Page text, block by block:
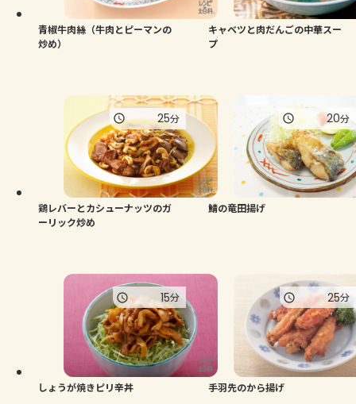
青椒牛肉絲（牛肉とピーマンの
炒め）
キャベツと肉だんごの中華スー
プ
鶏レバーとカシューナッツのガ
ーリック炒め
25分
鯖の竜田揚げ
20分
しょうが焼きピリ辛丼
15分
手羽先のから揚げ
25分